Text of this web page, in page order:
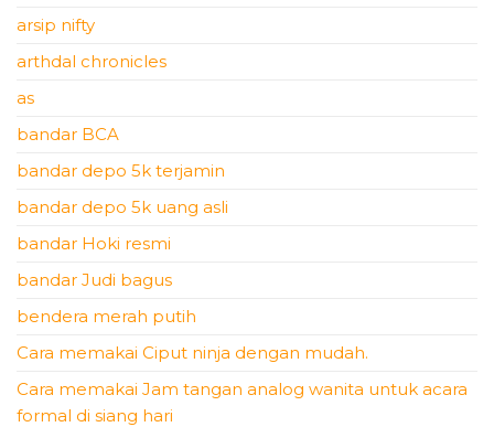
arsip nifty
arthdal chronicles
as
bandar BCA
bandar depo 5k terjamin
bandar depo 5k uang asli
bandar Hoki resmi
bandar Judi bagus
bendera merah putih
Cara memakai Ciput ninja dengan mudah.
Cara memakai Jam tangan analog wanita untuk acara
formal di siang hari